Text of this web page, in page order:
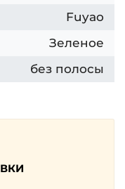
Fuyao
Зеленое
без полосы